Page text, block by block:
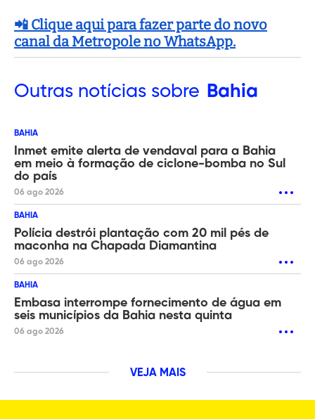
📲 Clique aqui para fazer parte do novo
canal da Metropole no WhatsApp.
Outras notícias sobre Bahia
BAHIA
Inmet emite alerta de vendaval para a Bahia
em meio à formação de ciclone-bomba no Sul
do país
06 ago 2026
BAHIA
Polícia destrói plantação com 20 mil pés de
maconha na Chapada Diamantina
06 ago 2026
BAHIA
Embasa interrompe fornecimento de água em
seis municípios da Bahia nesta quinta
06 ago 2026
VEJA MAIS